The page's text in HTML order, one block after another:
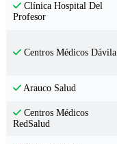
Clínica Hospital Del
Profesor
Centros Médicos Dávila
Arauco Salud
Centros Médicos
RedSalud